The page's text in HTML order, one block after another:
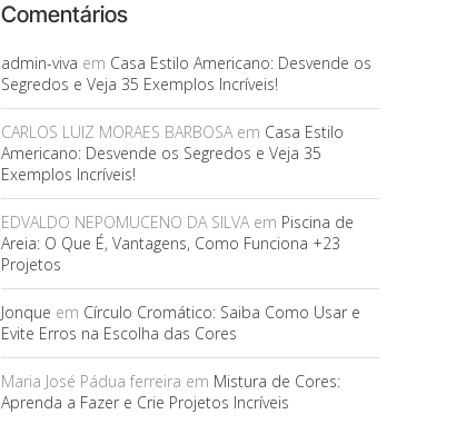
Comentários
admin-viva em Casa Estilo Americano: Desvende os
Segredos e Veja 35 Exemplos Incríveis!
CARLOS LUIZ MORAES BARBOSAem Casa Estilo
Americano: Desvende os Segredos e Veja 35
Exemplos Incríveis!
EDVALDO NEPOMUCENO DA SILVAem Piscina de
Areia: O Que É, Vantagens, Como Funciona +23
Projetos
Jonque em Círculo Cromático: Saiba Como Usar e
Evite Erros na Escolha das Cores
Maria José Pádua ferreira em Mistura de Cores:
Aprenda a Fazer e Crie Projetos Incríveis